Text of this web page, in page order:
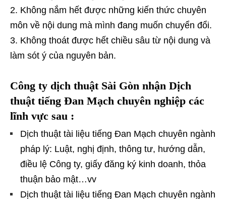
Không nắm hết được những kiến thức chuyên
môn về nội dung mà mình đang muốn chuyển đổi.
Không thoát được hết chiều sâu từ nội dung và
làm sót ý của nguyên bản.
Công ty dịch thuật Sài Gòn nhận Dịch
thuật tiếng Đan Mạch chuyên nghiệp các
lĩnh vực sau :
Dịch thuật tài liệu tiếng Đan Mạch chuyên ngành
pháp lý: Luật, nghị định, thông tư, hướng dẫn,
điều lệ Công ty, giấy đăng ký kinh doanh, thỏa
thuận bảo mật…vv
Dịch thuật tài liệu tiếng Đan Mạch chuyên ngành